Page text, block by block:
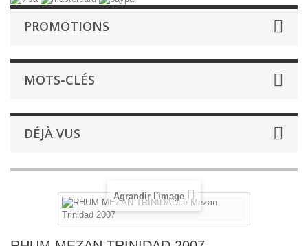
PROMOTIONS
MOTS-CLÉS
DÉJÀ VUS
Agrandir l'image